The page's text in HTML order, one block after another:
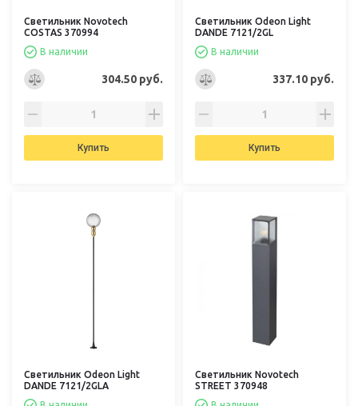
Светильник Novotech
COSTAS 370994
В наличии
304.50 руб.
Купить
Светильник Odeon Light
DANDE 7121/2GL
В наличии
337.10 руб.
Купить
Светильник Odeon Light
DANDE 7121/2GLA
Светильник Novotech
STREET 370948